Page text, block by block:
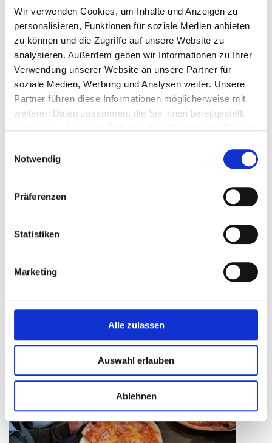
Wir verwenden Cookies, um Inhalte und Anzeigen zu
personalisieren, Funktionen für soziale Medien anbieten
zu können und die Zugriffe auf unsere Website zu
analysieren. Außerdem geben wir Informationen zu Ihrer
Verwendung unserer Website an unsere Partner für
soziale Medien, Werbung und Analysen weiter. Unsere
Partner führen diese Informationen möglicherweise mit
weiteren Daten zusammen, die Sie ihnen bereitgestellt
Notwendig
Präferenzen
Statistiken
Marketing
Alle zulassen
Auswahl erlauben
Ablehnen
Rohrleitungsbauer*in (m/w/d)
Baugeräteführer*in (m/w/d)
Beton- und Stahlbetonbauer*in (m/w/d)
Gerüstbauer*in (m/w/d)
Straßenbauer*in (m/w/d)
Kauffrau / Kaufmann für Büromanagement bzw.
Industriekauffrau / Industriekaufmann (m/w/d)
Bauzeichner*in (m/w/d)
Mehr Infos gibt es unter dem Reiter „Karriere –